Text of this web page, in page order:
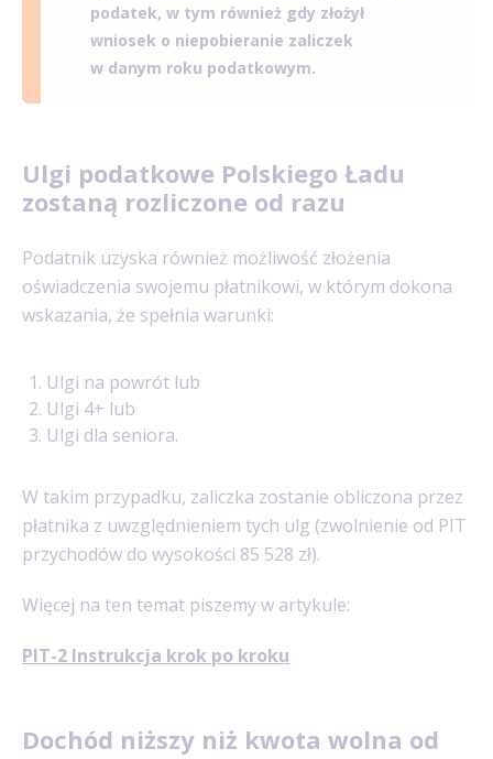
podatek, w tym również gdy złożył
wniosek o niepobieranie zaliczek
w danym roku podatkowym.
Ulgi podatkowe Polskiego Ładu
zostaną rozliczone od razu
Podatnik uzyska również możliwość złożenia
oświadczenia swojemu płatnikowi, w którym dokona
wskazania, że spełnia warunki:
Ulgi na powrót lub
Ulgi 4+ lub
Ulgi dla seniora.
W takim przypadku, zaliczka zostanie obliczona przez
płatnika z uwzględnieniem tych ulg (zwolnienie od PIT
przychodów do wysokości 85 528 zł).
Więcej na ten temat piszemy w artykule:
PIT-2 Instrukcja krok po kroku
Dochód niższy niż kwota wolna od